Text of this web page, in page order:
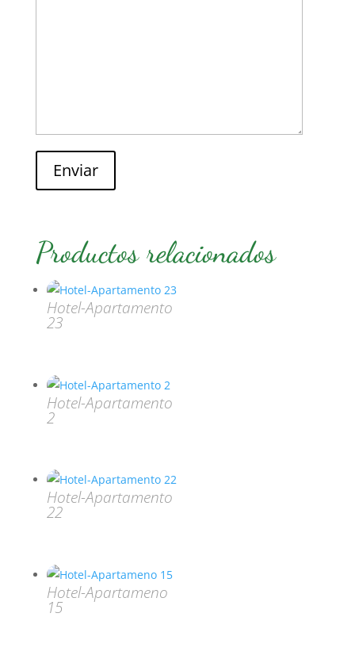
Enviar
Productos relacionados
Hotel-Apartamento
23
Hotel-Apartamento
2
Hotel-Apartamento
22
Hotel-Apartameno
15